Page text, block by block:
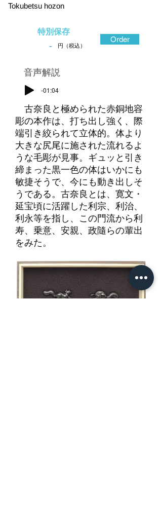
Tokubetsu hozon
特別保存
- 円（税込）
Order
​音声解説
-01:04
古奈良と極められた赤銅地容
彫の本作は、打ち出し強く、際
端引き絞られて立体的。体より
大きな尻尾に施された流れるよ
うな毛彫が見事。ギュッと引き
締まった黒一色の体はいかにも
敏捷そうで、今にも動き出しそ
うである。古奈良とは、寛文・
延宝頃に活躍した利宗、利治、
利永等を指し、この門流から利
寿、乗意、安親、政隨らの輩出
をみた。